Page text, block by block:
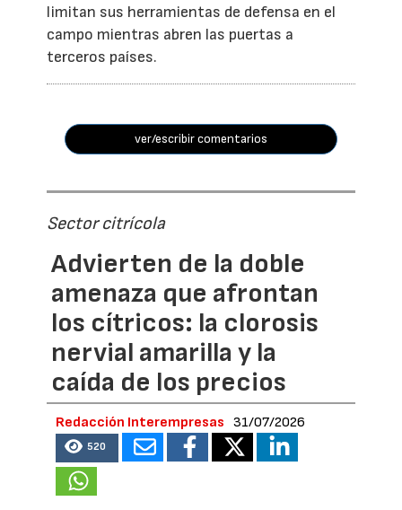
limitan sus herramientas de defensa en el
campo mientras abren las puertas a
terceros países.
ver/escribir comentarios
Sector citrícola
Advierten de la doble
amenaza que afrontan
los cítricos: la clorosis
nervial amarilla y la
caída de los precios
Redacción Interempresas 31/07/2026
520